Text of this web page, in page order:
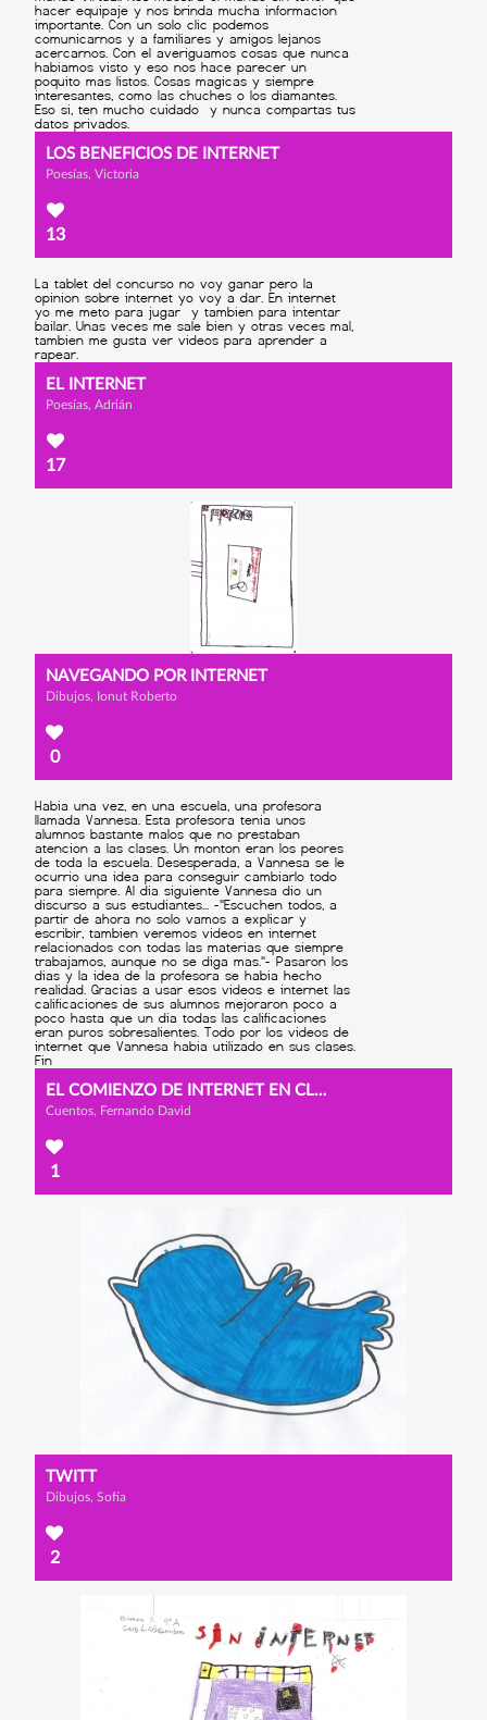
LOS BENEFICIOS DE INTERNET
Poesías, Victoria
13
EL INTERNET
Poesías, Adrián
17
NAVEGANDO POR INTERNET
Dibujos, Ionut Roberto
0
EL COMIENZO DE INTERNET EN CLASE
Cuentos, Fernando David
1
TWITT
Dibujos, Sofía
2